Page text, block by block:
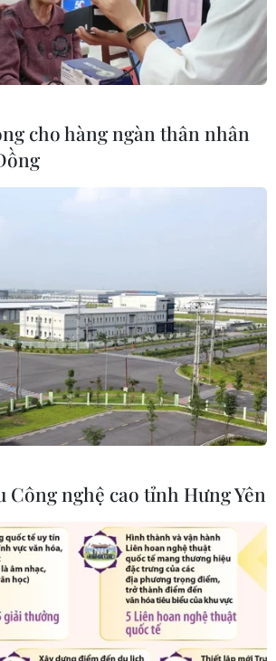
cho hàng ngàn thân nhân
Công nghệ cao tỉnh Hưng Yên